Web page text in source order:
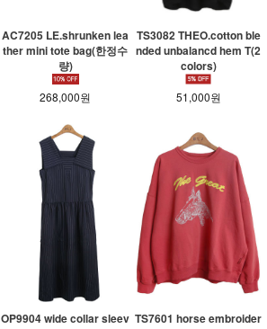
AC7205 LE.shrunken lea
ther mini tote bag(한정수
량)
268,000원
TS3082 THEO.cotton ble
nded unbalancd hem T(2
colors)
51,000원
OP9904 wide collar sleev TS7601 horse embroider